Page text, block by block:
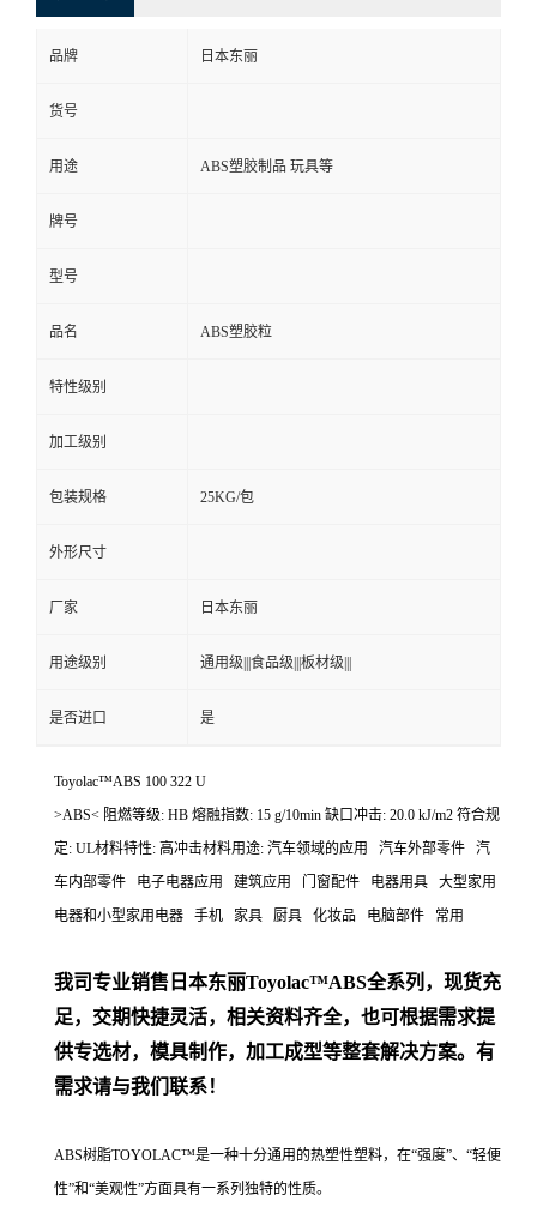
品牌 日本东丽
货号
用途 ABS塑胶制品 玩具等
牌号
型号
品名 ABS塑胶粒
特性级别
加工级别
包装规格 25KG/包
外形尺寸
厂家 日本东丽
用途级别 通用级|||食品级|||板材级|||
是否进口 是
Toyolac™ABS 100 322 U
>ABS< 阻燃等级: HB 熔融指数: 15 g/10min 缺口冲击: 20.0 kJ/m2 符合规
定: UL材料特性: 高冲击材料用途: 汽车领域的应用 汽车外部零件 汽
车内部零件 电子电器应用 建筑应用 门窗配件 电器用具 大型家用
电器和小型家用电器 手机 家具 厨具 化妆品 电脑部件 常用
我司专业销售日本东丽Toyolac™ABS全系列，现货充
足，交期快捷灵活，相关资料齐全，也可根据需求提
供专选材，模具制作，加工成型等整套解决方案。有
需求请与我们联系！
ABS树脂TOYOLAC™是一种十分通用的热塑性塑料，在“强度”、“轻便
性”和“美观性”方面具有一系列独特的性质。